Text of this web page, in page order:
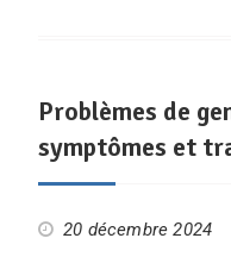
Problèmes de
symptômes et
20 décembre 2024